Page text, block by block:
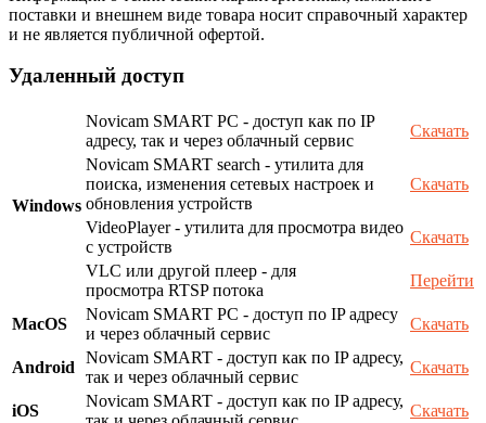
поставки и внешнем виде товара носит справочный характер
и не является публичной офертой.
Удаленный доступ
Windows
Novicam SMART PC - доступ как по IP
адресу, так и через облачный сервис
Скачать
Novicam SMART search - утилита для
поиска, изменения сетевых настроек и
обновления устройств
Скачать
VideoPlayer - утилита для просмотра видео
с устройств
Скачать
VLC или другой плеер - для
просмотра RTSP потока
Перейти
MacOS
Novicam SMART PC - доступ по IP адресу
и через облачный сервис
Скачать
Android
Novicam SMART - доступ как по IP адресу,
так и через облачный сервис
Скачать
iOS
Novicam SMART - доступ как по IP адресу,
Скачать